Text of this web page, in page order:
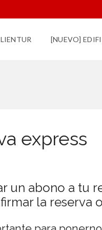
[NUEVO]
express
un abono a tu
la reserva